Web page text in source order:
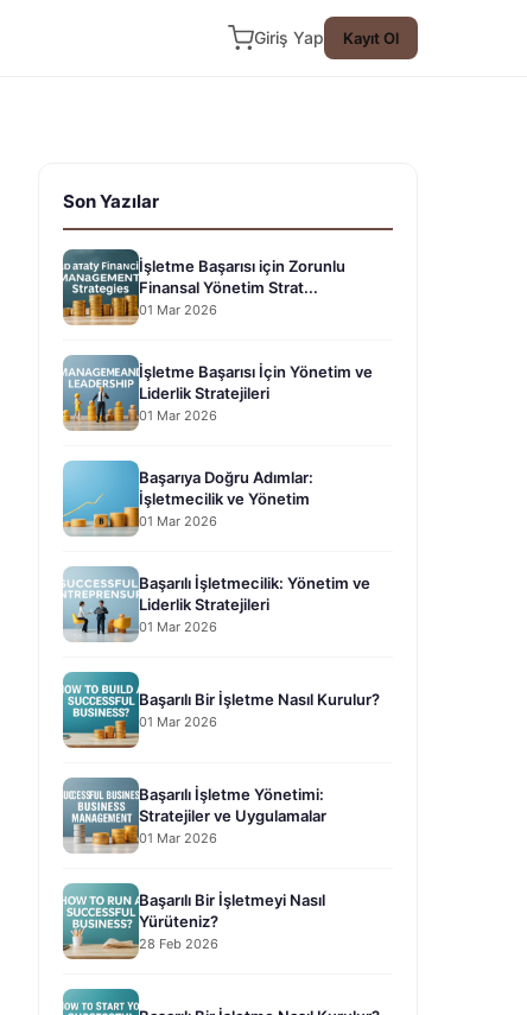
Giriş Yap Kayıt Ol
Son Yazılar
İşletme Başarısı için Zorunlu
Finansal Yönetim Strat...
01 Mar 2026
İşletme Başarısı İçin Yönetim ve
Liderlik Stratejileri
01 Mar 2026
Başarıya Doğru Adımlar:
İşletmecilik ve Yönetim
01 Mar 2026
Başarılı İşletmecilik: Yönetim ve
Liderlik Stratejileri
01 Mar 2026
Başarılı Bir İşletme Nasıl Kurulur?
01 Mar 2026
Başarılı İşletme Yönetimi:
Stratejiler ve Uygulamalar
01 Mar 2026
Başarılı Bir İşletmeyi Nasıl
Yürüteniz?
28 Feb 2026